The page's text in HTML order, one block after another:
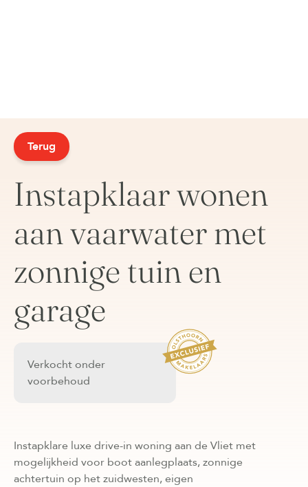
Terug
Instapklaar wonen
aan vaarwater met
zonnige tuin en
garage
Verkocht onder
voorbehoud
Instapklare luxe drive-in woning aan de Vliet met
mogelijkheid voor boot aanlegplaats, zonnige
achtertuin op het zuidwesten, eigen